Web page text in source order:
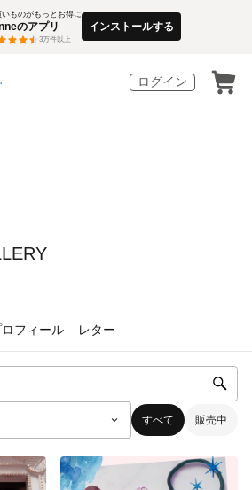
いものがもっとお得に
のアプリ
3万件以上
インストールする
ログイン
ロフィール レター
すべて 販売中